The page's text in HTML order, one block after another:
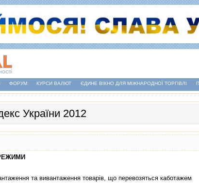
ФОРУМ КУРСИ ВАЛЮТ ЄДИНЕ ВІКНО ДЛЯ МІЖНАРОДНОЇ ТОРГІВЛІ
України 2012
та вивантаження товарiв, що перевозяться каботажем